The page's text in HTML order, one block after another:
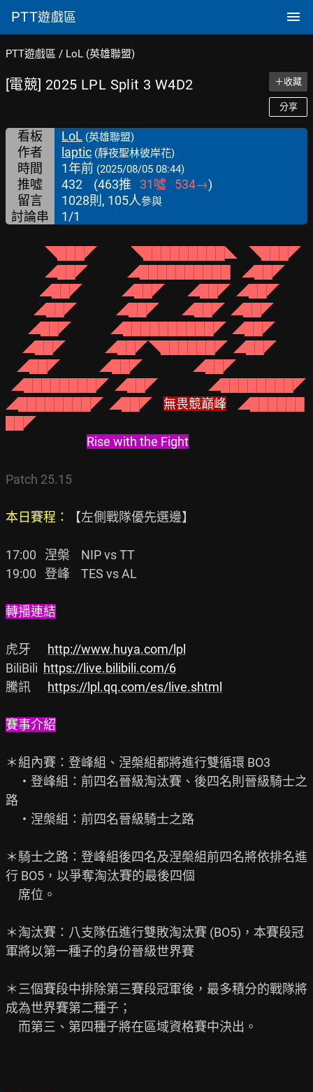
PTT遊戲區
PTT遊戲區 / LoL (英雄聯盟)
[電競] 2025 LPL Split 3 W4D2 ＋收藏
分享
看板 LoL (英雄聯盟)
作者 laptic (靜夜聖林彼岸花)
時間 1年前 (2025/08/05 08:44)
推噓 432 (463推 31噓 534→)
留言
1028則, 105人參與
討論串 1/1
              ◥███◤            ◥█████████◣    ◥███◤
              ◢██◤              ◢██████████    ◢██◤
            ◢██◤              ◢██◤        ◢██◤  ◢██◤
          ◢██◤              ◢██◤        ◢██◤  ◢██◤
        ◢██◤              ◢██████████◤  ◢██◤
      ◢██◤              ◢██◤◥██████◤  ◢██◤
    ◢██◤              ◢██◤                  ◢██◤
  ◢████████◤  ◢██◤                  ◢████████◤
◢████████◤  ◢██◤ 無畏競巔峰
◢██████
██◤
Rise with the Fight
Patch 25.15
本日賽程： 【左側戰隊優先選邊】
17:00   涅槃    NIP vs TT
19:00   登峰    TES vs AL
轉播連結
虎牙 http://www.huya.com/lpl
BiliBili https://live.bilibili.com/6
騰訊 https://lpl.qq.com/es/live.shtml
賽事介紹
＊組內賽：登峰組、涅槃組都將進行雙循環 BO3
・登峰組：前四名晉級淘汰賽、後四名則晉級騎士之
路
・涅槃組：前四名晉級騎士之路
＊騎士之路：登峰組後四名及涅槃組前四名將依排名進
行 BO5，以爭奪淘汰賽的最後四個
席位。
＊淘汰賽：八支隊伍進行雙敗淘汰賽 (BO5)，本賽段冠
軍將以第一種子的身份晉級世界賽
＊三個賽段中排除第三賽段冠軍後，最多積分的戰隊將
成為世界賽第二種子；
而第三、第四種子將在區域資格賽中決出。